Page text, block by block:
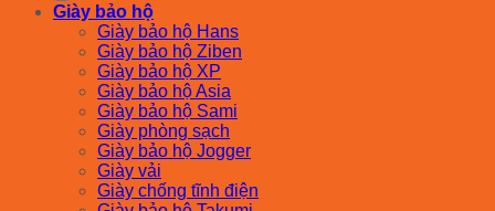
Giày bảo hộ
Giày bảo hộ Hans
Giày bảo hộ Ziben
Giày bảo hộ XP
Giày bảo hộ Asia
Giày bảo hộ Sami
Giày phòng sạch
Giày bảo hộ Jogger
Giày vải
Giày chống tĩnh điện